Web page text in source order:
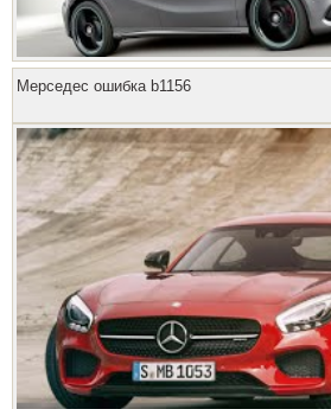
Мерседес ошибка b1156